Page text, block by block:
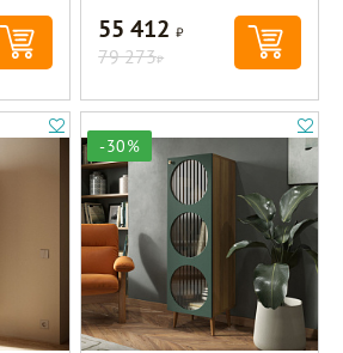
55 412Р
79 273Р
-30%